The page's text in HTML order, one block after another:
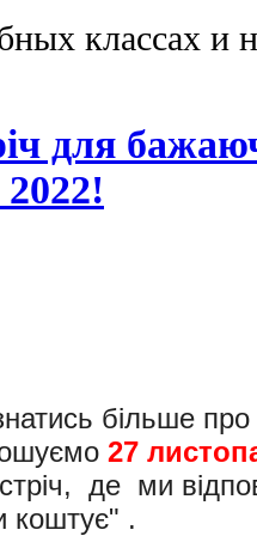
классах
для
2022!
більше
27
де ми
коштує" .